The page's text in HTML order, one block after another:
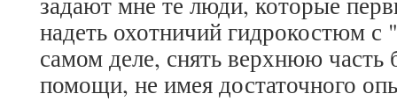
надеть охотничий гидрокостюм
самом деле, снять верхнюю часть
помощи, не имея достаточного